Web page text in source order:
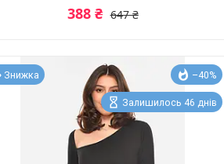
647 ₴
388 ₴
Знижка –40%
Залишилось 46 днів